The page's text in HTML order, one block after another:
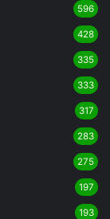
596
428
335
333
317
283
275
197
193